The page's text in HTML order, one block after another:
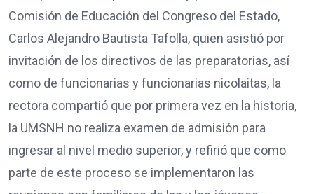
Comisión de Educación del Congreso del Estado,
Carlos Alejandro Bautista Tafolla, quien asistió por
invitación de los directivos de las preparatorias, así
como de funcionarias y funcionarias nicolaitas, la
rectora compartió que por primera vez en la historia,
la UMSNH no realiza examen de admisión para
ingresar al nivel medio superior, y refirió que como
parte de este proceso se implementaron las